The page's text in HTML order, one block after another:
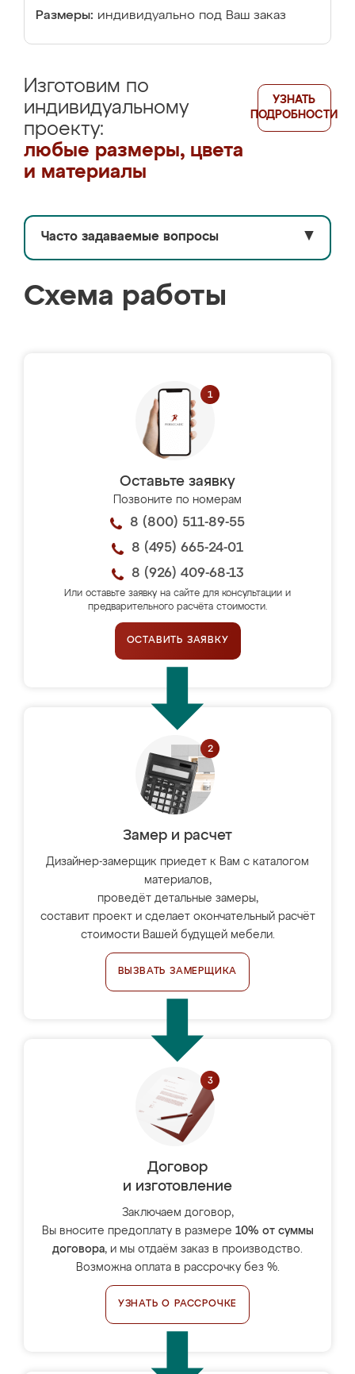
Размеры: индивидуально под Ваш заказ
Изготовим по
индивидуальному
проекту:
любые размеры, цвета
и материалы
УЗНАТЬ
ПОДРОБНОСТИ
Часто задаваемые вопросы ▼
Схема работы
Оставьте заявку
Позвоните по номерам
8 (800) 511-89-55
8 (495) 665-24-01
8 (926) 409-68-13
Или оставьте заявку на сайте для консультации и
предварительного расчёта стоимости.
ОСТАВИТЬ ЗАЯВКУ
Замер и расчет
Дизайнер-замерщик приедет к Вам с каталогом
материалов,
проведёт детальные замеры,
составит проект и сделает окончательный расчёт
стоимости Вашей будущей мебели.
ВЫЗВАТЬ ЗАМЕРЩИКА
Договор
и изготовление
Заключаем договор,
Вы вносите предоплату в размере 10% от суммы
договора, и мы отдаём заказ в производство.
Возможна оплата в рассрочку без %.
УЗНАТЬ О РАССРОЧКЕ